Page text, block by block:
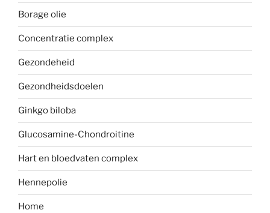
Borage olie
Concentratie complex
Gezondeheid
Gezondheidsdoelen
Ginkgo biloba
Glucosamine-Chondroitine
Hart en bloedvaten complex
Hennepolie
Home